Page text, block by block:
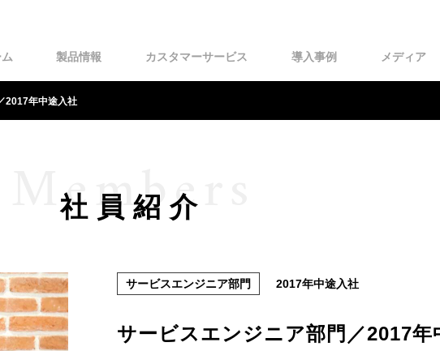
製品情報 カスタマーサービス 導入事例 メディア
2017年中途入社
社員紹介
Members
サービスエンジニア部門／2017年
サービスエンジニア部門 2017年中途入社